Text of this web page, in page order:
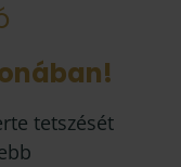
tetszését